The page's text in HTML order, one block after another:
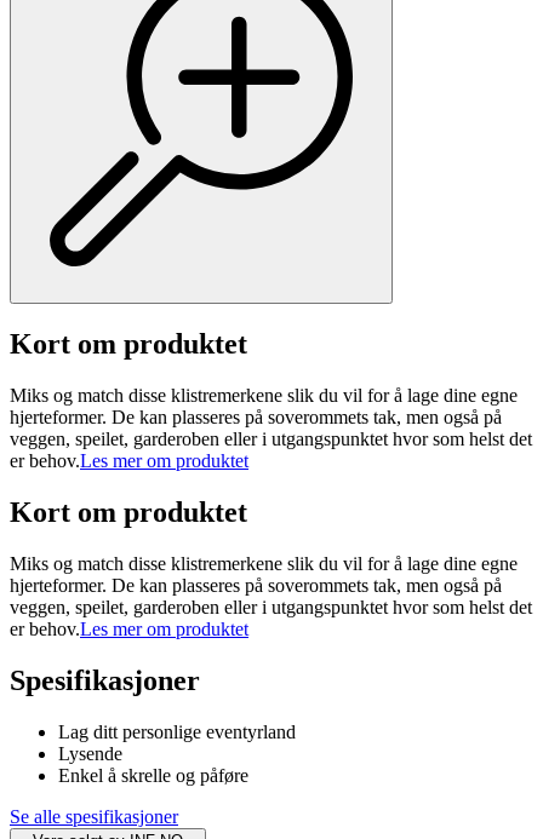
Kort om produktet
Miks og match disse klistremerkene slik du vil for å lage dine egne
hjerteformer. De kan plasseres på soverommets tak, men også på
veggen, speilet, garderoben eller i utgangspunktet hvor som helst det
er behov.Les mer om produktet
Kort om produktet
Miks og match disse klistremerkene slik du vil for å lage dine egne
hjerteformer. De kan plasseres på soverommets tak, men også på
veggen, speilet, garderoben eller i utgangspunktet hvor som helst det
er behov.Les mer om produktet
Spesifikasjoner
Lag ditt personlige eventyrland
Lysende
Enkel å skrelle og påføre
Se alle spesifikasjoner